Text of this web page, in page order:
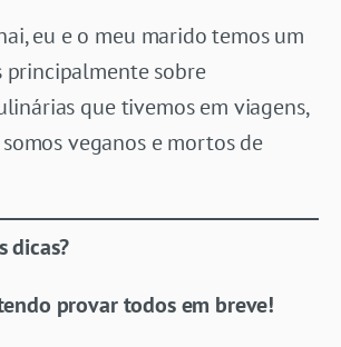
eu e o meu marido temos um
principalmente sobre
que tivemos em viagens,
veganos e mortos de
dicas?
provar todos em breve!